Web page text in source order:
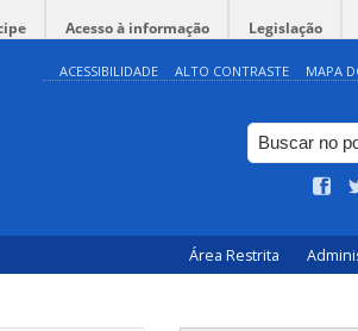
Acesso à informação Legislação
ACESSIBILIDADE ALTO CONTRASTE MAPA
Área Restrita